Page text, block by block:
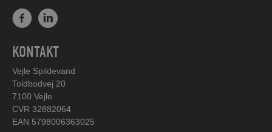
KONTAKT
Vejle Spildevand
Toldbodvej 20
7100 Vejle
CVR 32882064
EAN 5798006363025